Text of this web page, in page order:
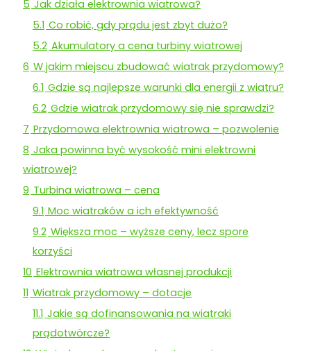
5 Jak działa elektrownia wiatrowa?
5.1 Co robić, gdy prądu jest zbyt dużo?
5.2 Akumulatory a cena turbiny wiatrowej
6 W jakim miejscu zbudować wiatrak przydomowy?
6.1 Gdzie są najlepsze warunki dla energii z wiatru?
6.2 Gdzie wiatrak przydomowy się nie sprawdzi?
7 Przydomowa elektrownia wiatrowa – pozwolenie
8 Jaka powinna być wysokość mini elektrowni
wiatrowej?
9 Turbina wiatrowa – cena
9.1 Moc wiatraków a ich efektywność
9.2 Większa moc – wyższe ceny, lecz spore
korzyści
10 Elektrownia wiatrowa własnej produkcji
11 Wiatrak przydomowy – dotacje
11.1 Jakie są dofinansowania na wiatraki
prądotwórcze?